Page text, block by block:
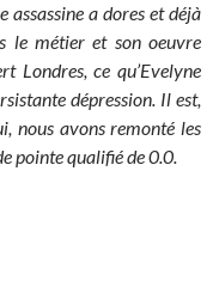
assassine a dores et déjà
le métier et son oeuvre
Londres, ce qu’Evelyne
dépression. Il est,
nous avons remonté les
pointe qualifié de 0.0.